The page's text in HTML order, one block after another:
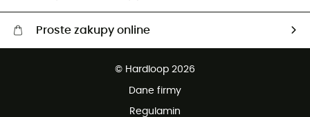
Proste zakupy online
© Hardloop 2026
Dane firmy
Regulamin